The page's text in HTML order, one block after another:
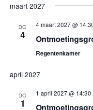
maart 2027
DO
4
4 maart 2027 @
Regentenkamer
april 2027
DO
1
1 april 2027 @ 14:30